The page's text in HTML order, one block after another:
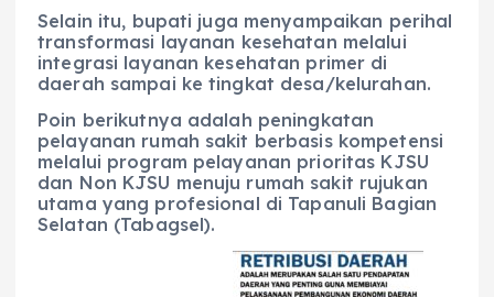
Selain itu, bupati juga menyampaikan perihal
transformasi layanan kesehatan melalui
integrasi layanan kesehatan primer di
daerah sampai ke tingkat desa/kelurahan.
Poin berikutnya adalah peningkatan
pelayanan rumah sakit berbasis kompetensi
melalui program pelayanan prioritas KJSU
dan Non KJSU menuju rumah sakit rujukan
utama yang profesional di Tapanuli Bagian
Selatan (Tabagsel).